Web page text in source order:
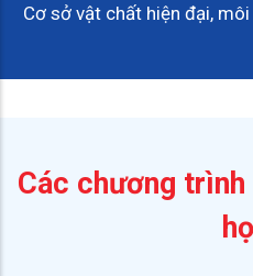
Cơ sở vật chất hiện đại,
Các chương trình